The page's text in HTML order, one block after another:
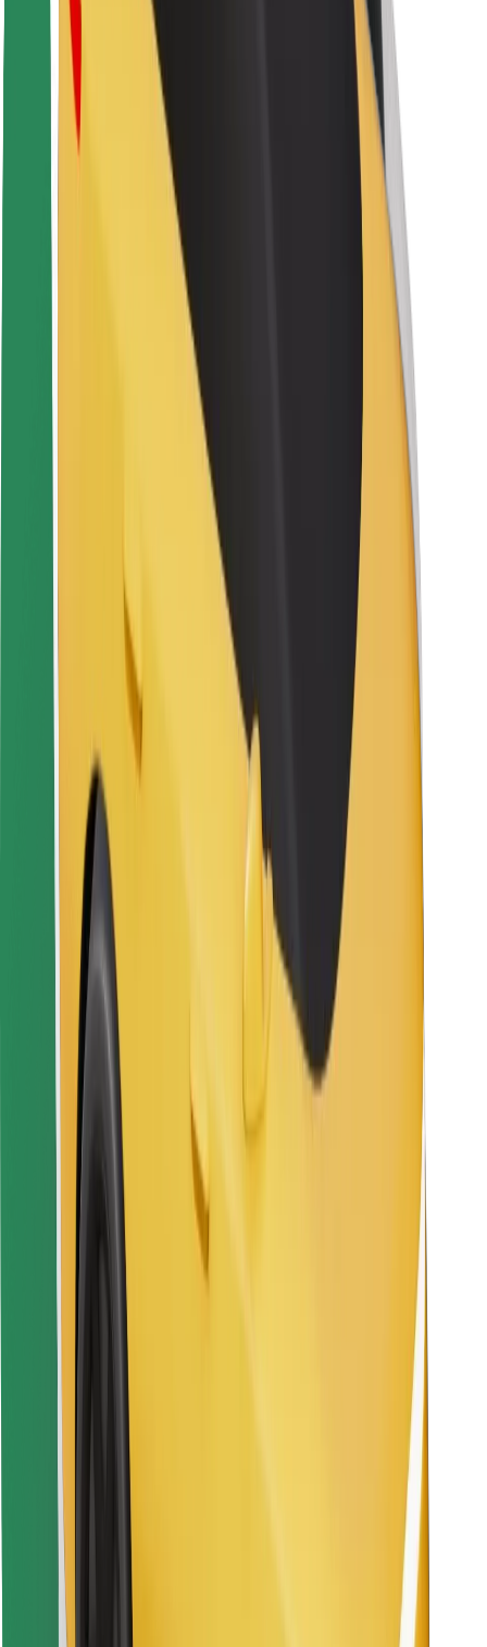
Seguridad para usuarios
Seguridad para conductores
Seguridad para patinetes
Laboratorio de seguridad
Dónde estamos
Soluciones para las ciudades
Estaciones de carga de Bolt
Para conductores
Para propietarios de flota
Para restaurantes
Bolt para empresas
Proveedores
Términos y Condiciones
Cookies
Seguridad
Consigue un viaje en minutos
Descargar la app de Bolt
Encuentra tu comida favorita
Descargar la app de Bolt Food